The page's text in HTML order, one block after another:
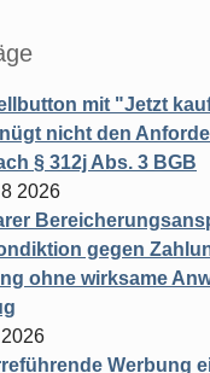
mit "Jetzt
nicht den
§ 312j Abs. 3 BGB
2026
gegen
ohne wirksame
Werbung